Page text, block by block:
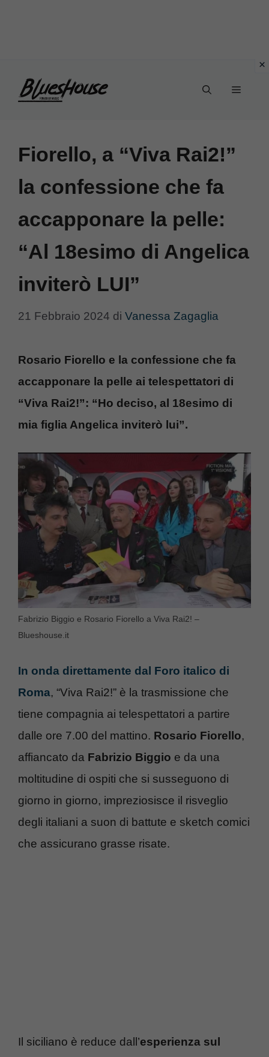
Menu
Fiorello, a “Viva Rai2!”
la confessione che fa
accapponare la pelle:
“Al 18esimo di Angelica
inviterò LUI”
21 Febbraio 2024 di Vanessa Zagaglia
Rosario Fiorello e la confessione che fa
accapponare la pelle ai telespettatori di
“Viva Rai2!”: “Ho deciso, al 18esimo di
mia figlia Angelica inviterò lui”.
Fabrizio Biggio e Rosario Fiorello a Viva Rai2! –
Blueshouse.it
In onda direttamente dal Foro italico di
Roma, “Viva Rai2!” è la trasmissione che
tiene compagnia ai telespettatori a partire
dalle ore 7.00 del mattino. Rosario Fiorello,
affiancato da Fabrizio Biggio e da una
moltitudine di ospiti che si susseguono di
giorno in giorno, impreziosisce il risveglio
degli italiani a suon di battute e sketch comici
che assicurano grasse risate.
Il siciliano è reduce dall’esperienza sul